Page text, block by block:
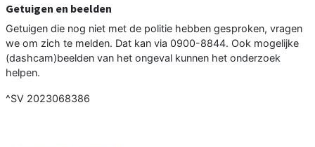
Getuigen en beelden
Getuigen die nog niet met de politie hebben gesproken, vragen
we om zich te melden. Dat kan via 0900-8844. Ook mogelijke
(dashcam)beelden van het ongeval kunnen het onderzoek
helpen.
^SV 2023068386